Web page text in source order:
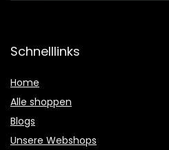
Schnelllinks
Home
Alle shoppen
Blogs
Unsere Webshops